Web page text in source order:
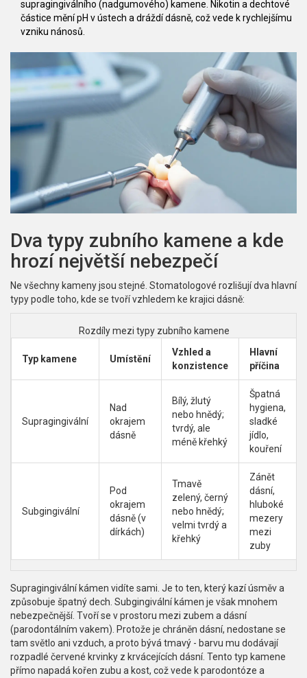
supragingiválního (nadgumového) kamene. Nikotin a dechtové
částice mění pH v ústech a dráždí dásně, což vede k rychlejšímu
vzniku nánosů.
Dva typy zubního kamene a kde
hrozí největší nebezpečí
Ne všechny kameny jsou stejné. Stomatologové rozlišují dva hlavní
typy podle toho, kde se tvoří vzhledem ke krajici dásně:
Rozdíly mezi typy zubního kamene
Typ kamene Umístění
Vzhled a
konzistence
Hlavní
příčina
Supragingivální
Nad
okrajem
dásně
Bílý, žlutý
nebo hnědý;
tvrdý, ale
méně křehký
Špatná
hygiena,
sladké
jídlo,
kouření
Subgingivální
Pod
okrajem
dásně (v
dírkách)
Tmavě
zelený, černý
nebo hnědý;
velmi tvrdý a
křehký
Zánět
dásní,
hluboké
mezery
mezi
zuby
Supragingivální kámen vidíte sami. Je to ten, který kazí úsměv a
způsobuje špatný dech. Subgingivální kámen je však mnohem
nebezpečnější. Tvoří se v prostoru mezi zubem a dásní
(parodontálním vakem). Protože je chráněn dásní, nedostane se
tam světlo ani vzduch, a proto bývá tmavý - barvu mu dodávají
rozpadlé červené krvinky z krvácejících dásní. Tento typ kamene
přímo napadá kořen zubu a kost, což vede k parodontóze a